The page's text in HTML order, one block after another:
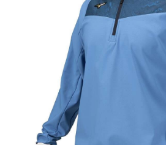
トレーニング
野球
ゴルフ